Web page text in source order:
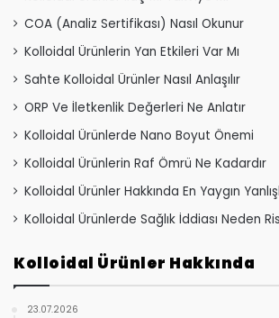
COA (Analiz Sertifikası) Nasıl Okunur
Kolloidal Ürünlerin Yan Etkileri Var Mı
Sahte Kolloidal Ürünler Nasıl Anlaşılır
ORP Ve İletkenlik Değerleri Ne Anlatır
Kolloidal Ürünlerde Nano Boyut Önemi
Kolloidal Ürünlerin Raf Ömrü Ne Kadardır
Kolloidal Ürünler Hakkında En Yaygın
Kolloidal Ürünlerde Sağlık İddiası Neden
Kolloidal Ürünler Hakkında
23.07.2026